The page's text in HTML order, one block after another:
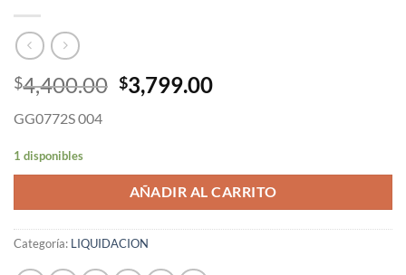
$4,400.00 Original
price
$3,799.00Current
GG0772S 004
1 disponibles
AÑADIR AL CARRITO
Categoría: LIQUIDACION